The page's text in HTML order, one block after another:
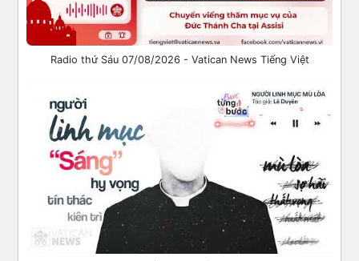
Radio thứ Sáu 07/08/2026 - Vatican News Tiếng Việt